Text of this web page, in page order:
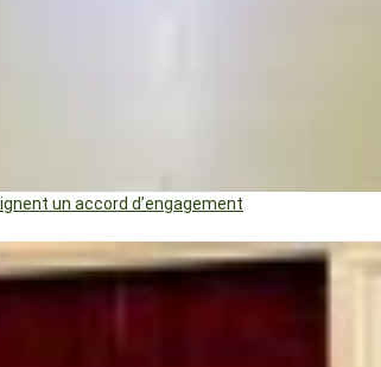
un accord d’engagement